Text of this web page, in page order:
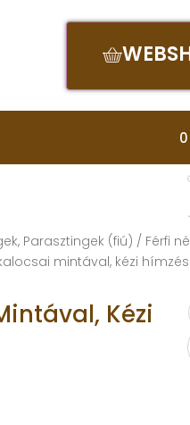
0
Parasztingek (fiú) / Férfi
kalocsai mintával, kézi
Kézi